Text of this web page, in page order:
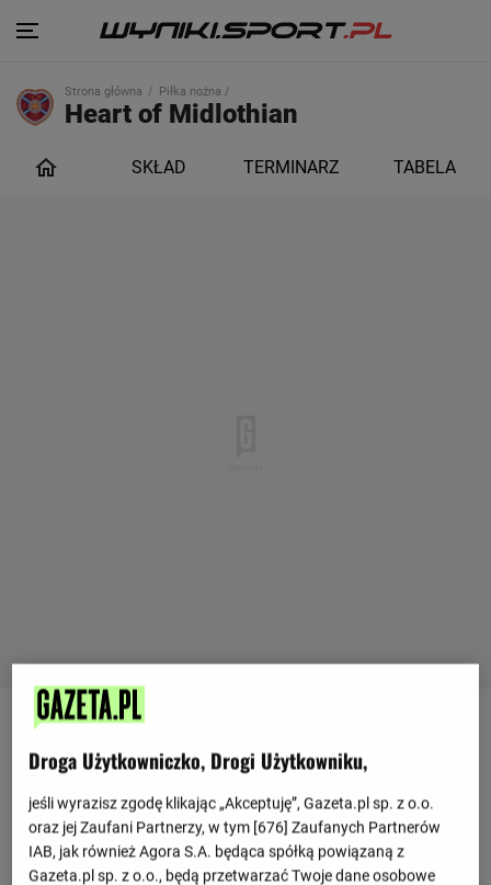
Strona główna Piłka nożna /
Heart of Midlothian
SKŁAD TERMINARZ TABELA
Ostatnie mecze
Aberdeen 2 : 1
0 : 1
Berwick Rangers
- : -
Hearts
Droga Użytkowniczko, Drogi Użytkowniku,
jeśli wyrazisz zgodę klikając „Akceptuję”, Gazeta.pl sp. z o.o.
oraz jej Zaufani Partnerzy, w tym [676] Zaufanych Partnerów
IAB, jak również Agora S.A. będąca spółką powiązaną z
Gazeta.pl sp. z o.o., będą przetwarzać Twoje dane osobowe